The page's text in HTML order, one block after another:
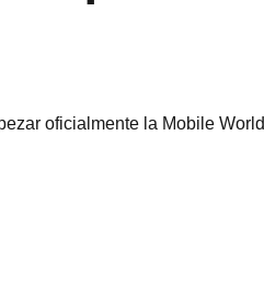
oficialmente la Mobile World